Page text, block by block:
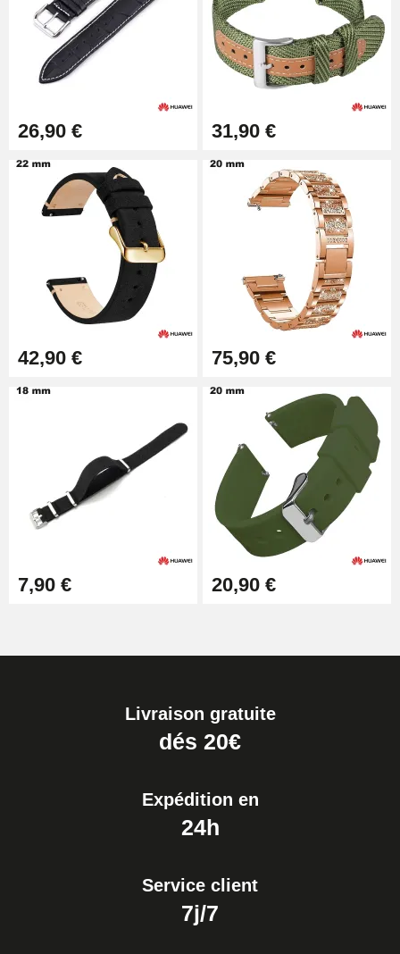
26,90 € 31,90 €
42,90 € 75,90 €
7,90 € 20,90 €
Livraison gratuite
dés 20€
Expédition en
24h
Service client
7j/7